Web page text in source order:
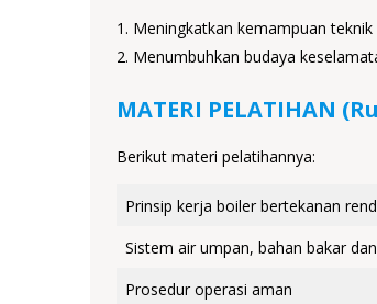
Meningkatkan kemampuan
Menumbuhkan budaya
MATERI PELATIHAN
Berikut materi pelatihannya:
Prinsip kerja boiler bertekanan
Sistem air umpan, bahan bakar
Prosedur operasi aman